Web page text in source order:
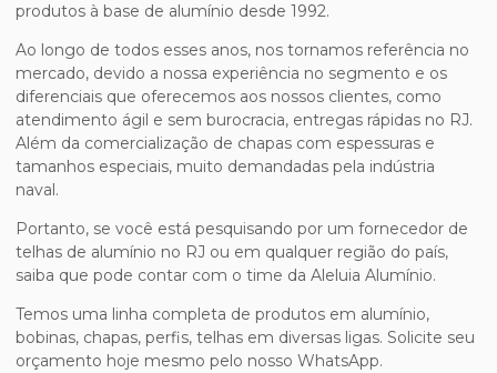
produtos à base de alumínio desde 1992.
Ao longo de todos esses anos, nos tornamos referência no
mercado, devido a nossa experiência no segmento e os
diferenciais que oferecemos aos nossos clientes, como
atendimento ágil e sem burocracia, entregas rápidas no RJ.
Além da comercialização de chapas com espessuras e
tamanhos especiais, muito demandadas pela indústria
naval.
Portanto, se você está pesquisando por um fornecedor de
telhas de alumínio no RJ ou em qualquer região do país,
saiba que pode contar com o time da Aleluia Alumínio.
Temos uma linha completa de produtos em alumínio,
bobinas, chapas, perfis, telhas em diversas ligas. Solicite seu
orçamento hoje mesmo pelo nosso WhatsApp.